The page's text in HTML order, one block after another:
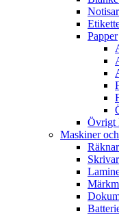
Notisar
Papper
Övrigt
Maskiner